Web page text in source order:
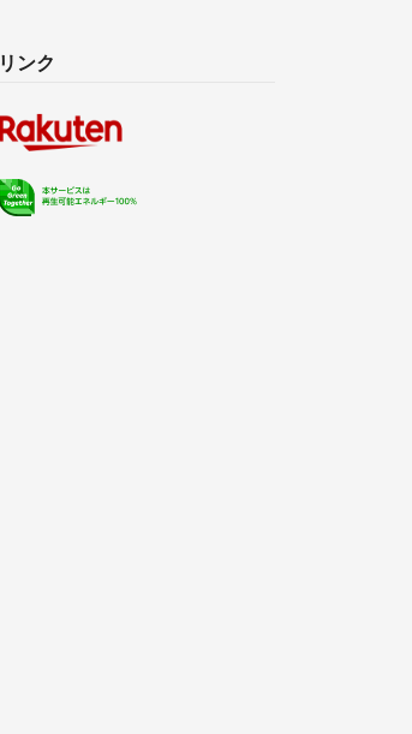
リンク